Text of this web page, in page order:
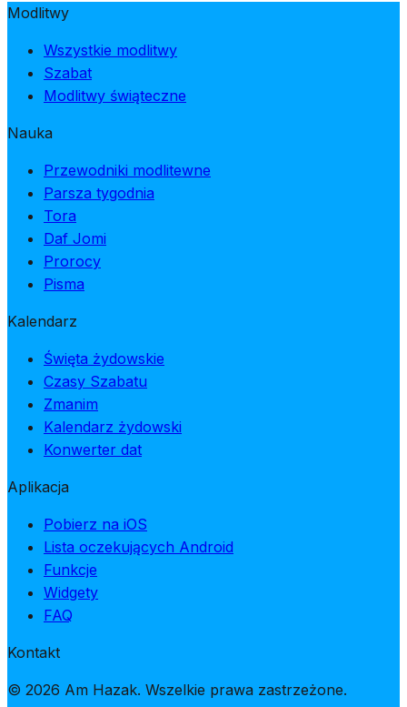
Modlitwy
Wszystkie modlitwy
Szabat
Modlitwy świąteczne
Nauka
Przewodniki modlitewne
Parsza tygodnia
Tora
Daf Jomi
Prorocy
Pisma
Kalendarz
Święta żydowskie
Czasy Szabatu
Zmanim
Kalendarz żydowski
Konwerter dat
Aplikacja
Pobierz na iOS
Lista oczekujących Android
Funkcje
Widgety
FAQ
Kontakt
© 2026 Am Hazak. Wszelkie prawa zastrzeżone.